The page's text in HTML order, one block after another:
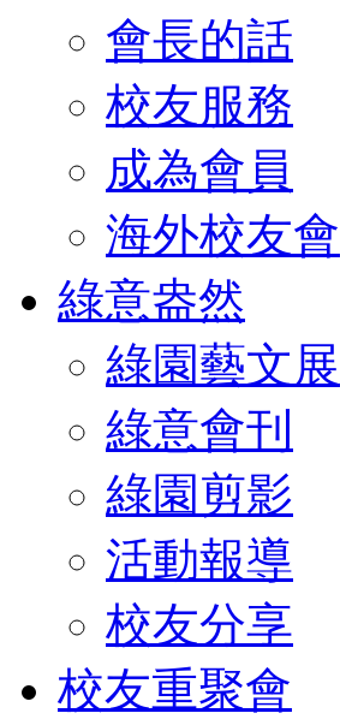
會長的話
校友服務
成為會員
海外校友會
綠意盎然
綠園藝文展
綠意會刊
綠園剪影
活動報導
校友分享
校友重聚會